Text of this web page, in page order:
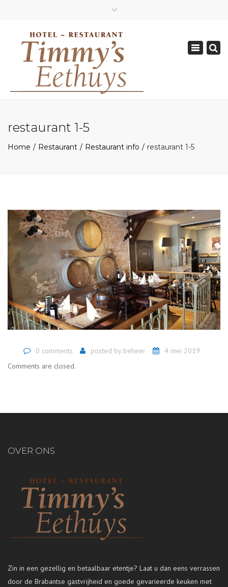
Geopend van Zaterdag: 17.00 - 22.00 uur
0162-512570
info@timmys.nl
Toggle
restaurant 1-5
Home Restaurant Restaurant info restaurant 1-5
0 comments posted by beheer
4 mei 2019
Comments are closed.
OVER ONS
Zin in een gezellig en betaalbaar etentje? Laat u dan eens verrassen
door de Brabantse gastvrijheid en goede gevarieerde keuken met